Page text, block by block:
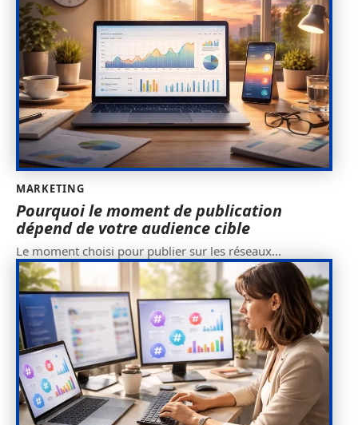
MARKETING
Pourquoi le moment de publication
dépend de votre audience cible
Le moment choisi pour publier sur les réseaux…